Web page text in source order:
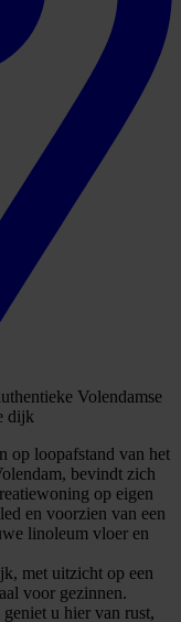
Volendamse
dijk
op loopafstand van het
bevindt zich
op eigen
en voorzien van een
linoleum vloer en
met uitzicht op een
voor gezinnen.
u hier van rust,